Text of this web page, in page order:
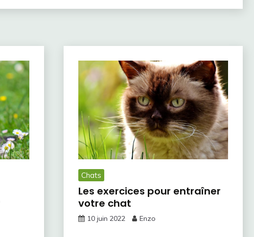
Chats
Les exercices pour entraîner
votre chat
10 juin 2022 Enzo